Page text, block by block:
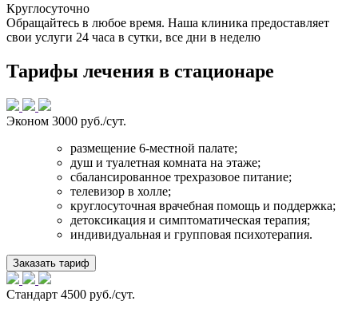
Круглосуточно
Обращайтесь в любое время. Наша клиника предоставляет
свои услуги 24 часа в сутки, все дни в неделю
Тарифы лечения в стационаре
Эконом 3000 руб./сут.
размещение 6-местной палате;
душ и туалетная комната на этаже;
сбалансированное трехразовое питание;
телевизор в холле;
круглосуточная врачебная помощь и поддержка;
детоксикация и симптоматическая терапия;
индивидуальная и групповая психотерапия.
Заказать тариф
Стандарт 4500 руб./сут.